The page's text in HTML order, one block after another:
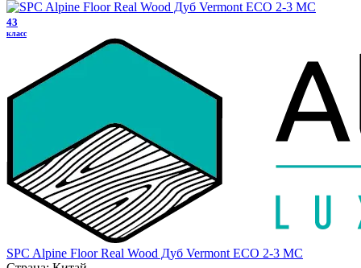
43
класс
SPC Alpine Floor Real Wood Дуб Vermont ЕСО 2-3 MC